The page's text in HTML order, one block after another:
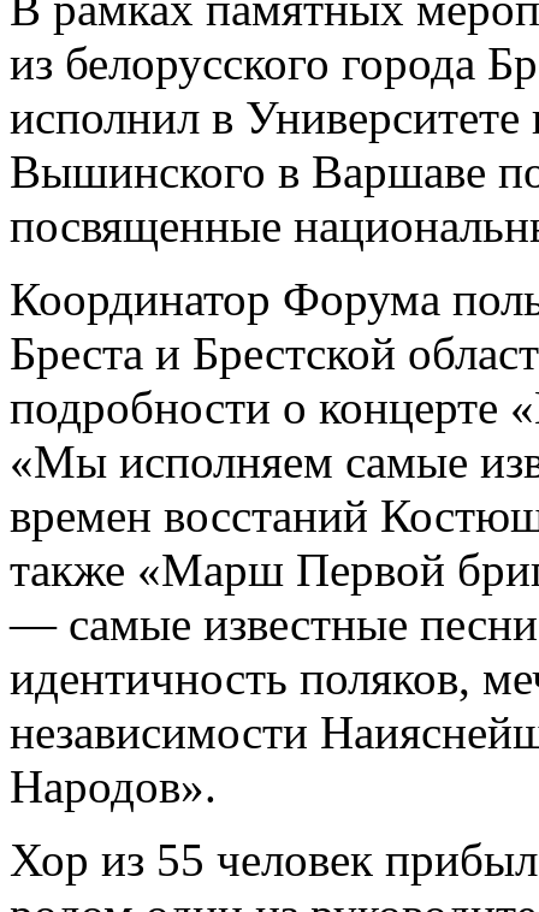
из белорусского города
исполнил в
Вышинского в Варшаве
посвященные
Координатор Форума
Бреста и Брестской
подробности о концерте
«Мы исполняем самые
времен восстаний
также «Марш Первой
— самые известные
идентичность поляков,
независимости
Народов».
Хор из 55 человек